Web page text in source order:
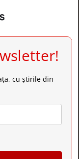
cu știrile din